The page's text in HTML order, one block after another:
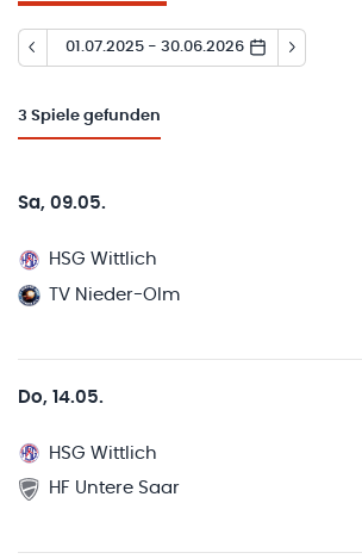
01.07.2025 - 30.06.2026
3 Spiele gefunden
Sa, 09.05.
HSG Wittlich
TV Nieder-Olm
Do, 14.05.
HSG Wittlich
HF Untere Saar